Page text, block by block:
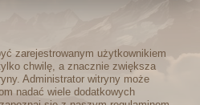
zarejestrowanym użytkownikiem
chwilę, a znacznie zwiększa
Administrator witryny może
nadać wiele dodatkowych